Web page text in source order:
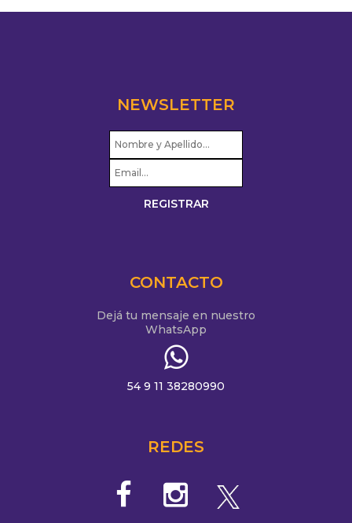
NEWSLETTER
CONTACTO
Dejá tu mensaje en nuestro
WhatsApp
54 9 11 38280990
REDES